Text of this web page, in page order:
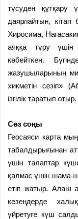
түсуден құтқару
даярлайтын,
Хиросима,
аяққа тұру үшін
көбейткен.
жазушыларының
хикметін сезіп»
ізгілік таратып отыр.
Сөз соңы
Геосаяси карта
табалдырығынан
үшін талаптар
қалмас үшін шама-
етіп жатыр. Алаш
кезеңдерде
үйретуге күш